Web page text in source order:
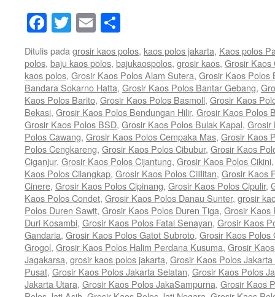
Facebook
Twitter
Email
Ditulis pada grosir kaos polos, kaos polos jakarta, Kaos polos
polos, baju kaos polos, bajukaospolos, grosir kaos, Grosir Kaos
kaos polos, Grosir Kaos Polos Alam Sutera, Grosir Kaos Polos
Bandara Sokarno Hatta, Grosir Kaos Polos Bantar Gebang,
Kaos Polos Barito, Grosir Kaos Polos Basmoll, Grosir Kaos
Bekasi, Grosir Kaos Polos Bendungan Hilir, Grosir Kaos Polos
Grosir Kaos Polos BSD, Grosir Kaos Polos Bulak Kapal, Grosir
Polos Cawang, Grosir Kaos Polos Cempaka Mas, Grosir Kaos
Polos Cengkareng, Grosir Kaos Polos Cibubur, Grosir Kaos
Ciganjur, Grosir Kaos Polos Cijantung, Grosir Kaos Polos Cikini
Kaos Polos Cilangkap, Grosir Kaos Polos Cililitan, Grosir Kaos
Cinere, Grosir Kaos Polos Cipinang, Grosir Kaos Polos Cipulir,
Kaos Polos Condet, Grosir Kaos Polos Danau Sunter, grosir
Polos Duren Sawit, Grosir Kaos Polos Duren Tiga, Grosir Kaos
Duri Kosambi, Grosir Kaos Polos Fatal Senayan, Grosir Kaos
Gandaria, Grosir Kaos Polos Gatot Subroto, Grosir Kaos Polos
Grogol, Grosir Kaos Polos Halim Perdana Kusuma, Grosir
Jagakarsa, grosir kaos polos jakarta, Grosir Kaos Polos
Pusat, Grosir Kaos Polos Jakarta Selatan, Grosir Kaos Polos
Jakarta Utara, Grosir Kaos Polos JakaSampurna, Grosir Kaos